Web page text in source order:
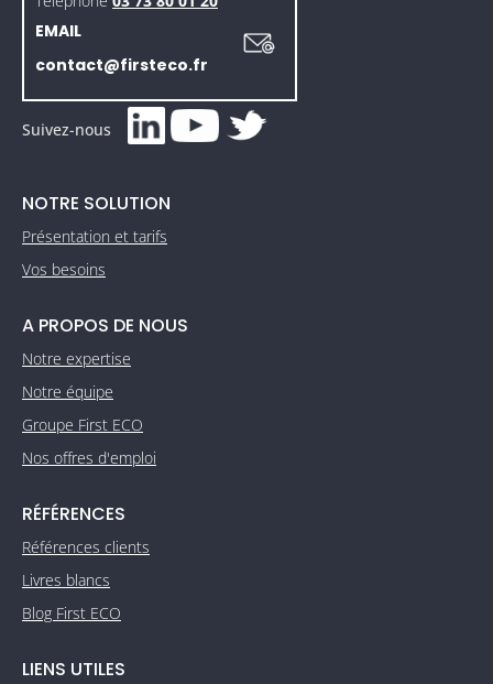
EMAIL
contact@firsteco.fr
Suivez-nous
NOTRE SOLUTION
Présentation et tarifs
Vos besoins
A PROPOS DE NOUS
Notre expertise
Notre équipe
Groupe First ECO
Nos offres d'emploi
RÉFÉRENCES
Références clients
Livres blancs
Blog First ECO
LIENS UTILES